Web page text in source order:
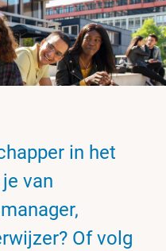
in het
van
Of volg